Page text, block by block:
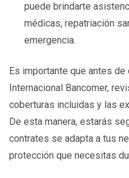
puede brindarte
médicas, repatriación
emergencia.
Es importante que antes
Internacional Bancomer,
coberturas incluidas y las
De esta manera, estarás
contrates se adapta a tus
protección que necesitas